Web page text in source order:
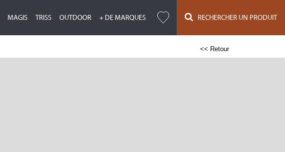
MAGIS TRISS OUTDOOR + DE MARQUES RECHERCHER UN PRODUIT
<< Retour